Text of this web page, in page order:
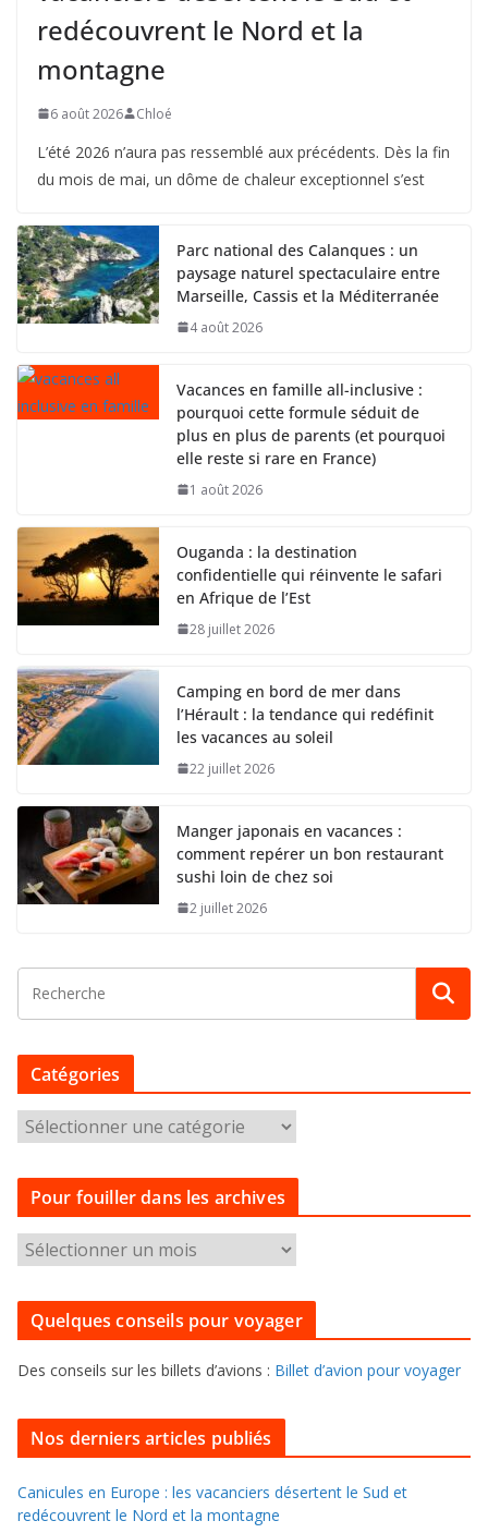
redécouvrent le Nord et la
montagne
6 août 2026 Chloé
L’été 2026 n’aura pas ressemblé aux précédents. Dès la fin
du mois de mai, un dôme de chaleur exceptionnel s’est
Parc national des Calanques : un
paysage naturel spectaculaire entre
Marseille, Cassis et la Méditerranée
4 août 2026
Vacances en famille all-inclusive :
pourquoi cette formule séduit de
plus en plus de parents (et pourquoi
elle reste si rare en France)
1 août 2026
Ouganda : la destination
confidentielle qui réinvente le safari
en Afrique de l’Est
28 juillet 2026
Camping en bord de mer dans
l’Hérault : la tendance qui redéfinit
les vacances au soleil
22 juillet 2026
Manger japonais en vacances :
comment repérer un bon restaurant
sushi loin de chez soi
2 juillet 2026
Catégories
a
t
g
e
s
Pour fouiller dans les archives
o
u
o
l
l
e
Quelques conseils pour voyager
Des conseils sur les billets d’avions : Billet d’avion pour voyager
Nos derniers articles publiés
Canicules en Europe : les vacanciers désertent le Sud et
redécouvrent le Nord et la montagne